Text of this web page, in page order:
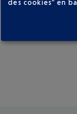
des cookies” en